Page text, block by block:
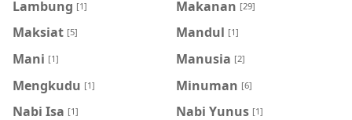
Lambung [1] Makanan [29]
Maksiat [5] Mandul [1]
Mani [1] Manusia [2]
Mengkudu [1] Minuman [6]
Nabi Isa [1] Nabi Yunus [1]